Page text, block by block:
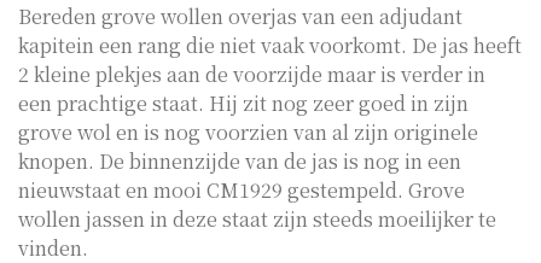
Bereden grove wollen overjas van een adjudant
kapitein een rang die niet vaak voorkomt. De jas heeft
2 kleine plekjes aan de voorzijde maar is verder in
een prachtige staat. Hij zit nog zeer goed in zijn
grove wol en is nog voorzien van al zijn originele
knopen. De binnenzijde van de jas is nog in een
nieuwstaat en mooi CM1929 gestempeld. Grove
wollen jassen in deze staat zijn steeds moeilijker te
vinden.